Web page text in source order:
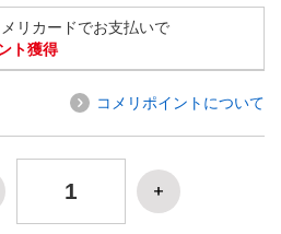
リカードでお支払いで
ト獲得
コメリポイントについて